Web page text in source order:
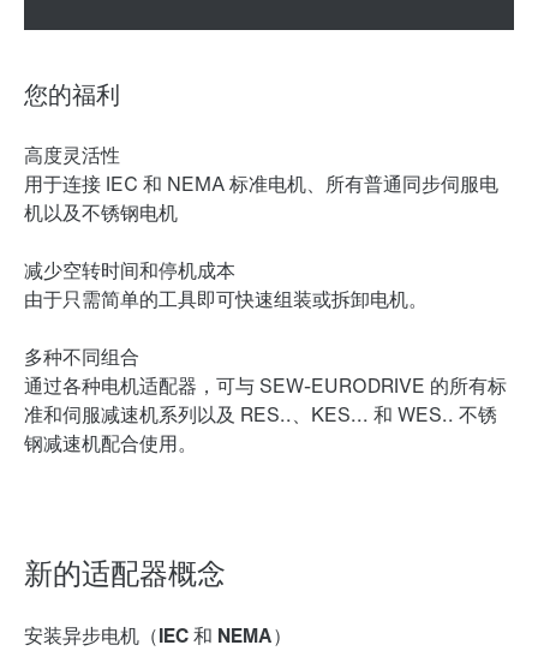
新的适配器概念
安装异步电机（IEC 和 NEMA）
您的福利
高度灵活性
用于连接 IEC 和 NEMA 标准电机、所有普通同步伺服电
机以及不锈钢电机
减少空转时间和停机成本
由于只需简单的工具即可快速组装或拆卸电机。
多种不同组合
通过各种电机适配器，可与 SEW-EURODRIVE 的所有标
准和伺服减速机系列以及 RES..、KES... 和 WES.. 不锈
钢减速机配合使用。